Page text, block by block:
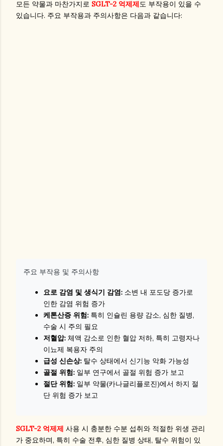
모든 약물과 마찬가지로 SGLT-2 억제제도 부작용이 있을 수
있습니다. 주요 부작용과 주의사항은 다음과 같습니다:
주요 부작용 및 주의사항
요로 감염 및 생식기 감염: 소변 내 포도당 증가로
인한 감염 위험 증가
케톤산증 위험: 특히 인슐린 용량 감소, 심한 질병,
수술 시 주의 필요
저혈압: 체액 감소로 인한 혈압 저하, 특히 고령자나
이뇨제 복용자 주의
급성 신손상: 탈수 상태에서 신기능 악화 가능성
골절 위험: 일부 연구에서 골절 위험 증가 보고
절단 위험: 일부 약물(카나글리플로진)에서 하지 절
단 위험 증가 보고
SGLT-2 억제제 사용 시 충분한 수분 섭취와 적절한 위생 관리
가 중요하며, 특히 수술 전후, 심한 질병 상태, 탈수 위험이 있